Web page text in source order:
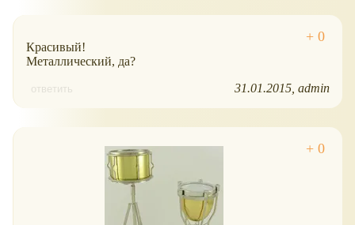
Красивый!
Металлический, да?
ответить 31.01.2015 admin